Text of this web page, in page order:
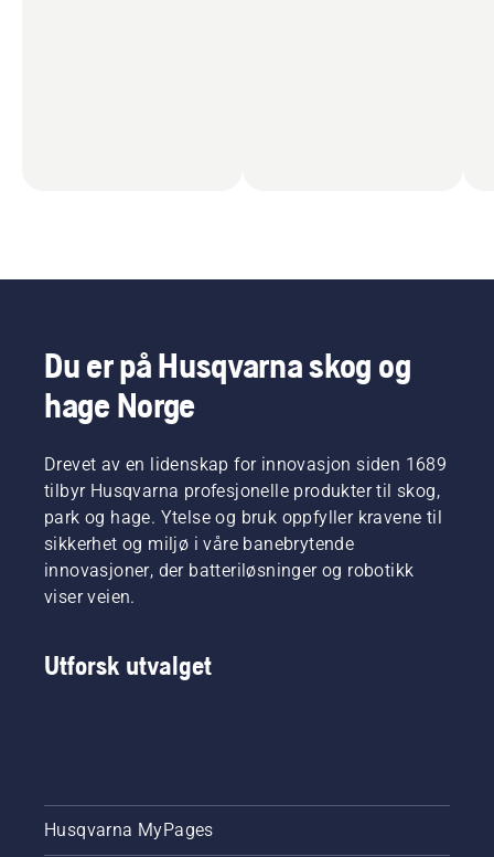
Du er på Husqvarna skog og
hage Norge
Drevet av en lidenskap for innovasjon siden 1689
tilbyr Husqvarna profesjonelle produkter til skog,
park og hage. Ytelse og bruk oppfyller kravene til
sikkerhet og miljø i våre banebrytende
innovasjoner, der batteriløsninger og robotikk
viser veien.
Utforsk utvalget
Husqvarna MyPages